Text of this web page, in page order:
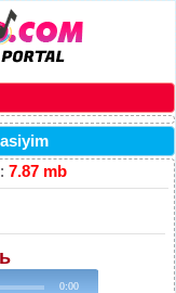
7.87 mb
0:00